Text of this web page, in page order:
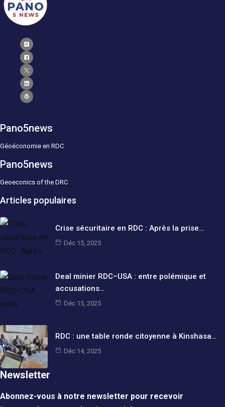
Pano5news
Géoéconomie en RDC
Pano5news
Geoeconics of the DRC
Articles populaires
Crise sécuritaire en RDC : Après la prise…
Déc 15, 2025
Deal minier RDC–USA : entre polémique et
accusations…
Déc 15, 2025
RDC : une table ronde citoyenne à Kinshasa…
Déc 14, 2025
Newsletter
Abonnez-vous à notre newsletter pour recevoir